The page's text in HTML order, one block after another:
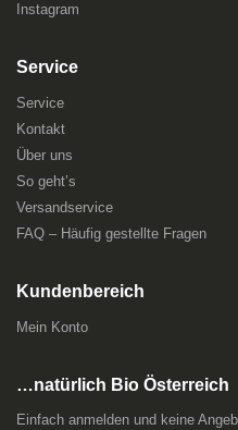
Instagram
Service
Service
Kontakt
Über uns
So geht’s
Versandservice
FAQ – Häufig gestellte Fragen
Kundenbereich
Mein Konto
…natürlich Bio Österreich
Einfach anmelden und keine